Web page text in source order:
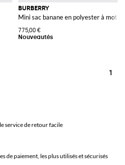
BURBERRY
Mini sac banane en polyester à motif
775,00 €
1
service de retour facile
de paiement, les plus utilisés et sécurisés